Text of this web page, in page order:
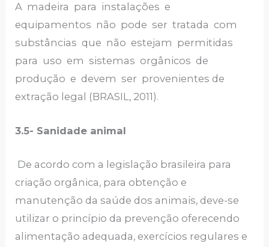
A madeira para instalações e
equipamentos não pode ser tratada com
substâncias que não estejam permitidas
para uso em sistemas orgânicos de
produção e devem ser provenientes de
extração legal (BRASIL, 2011).
3.5- Sanidade animal
De acordo com a legislação brasileira para
criação orgânica, para obtenção e
manutenção da saúde dos animais, deve-se
utilizar o princípio da prevenção oferecendo
alimentação adequada, exercícios regulares e